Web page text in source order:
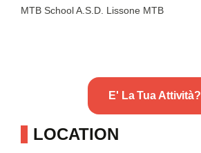
MTB School A.S.D. Lissone MTB
E' La Tua Attività?
LOCATION